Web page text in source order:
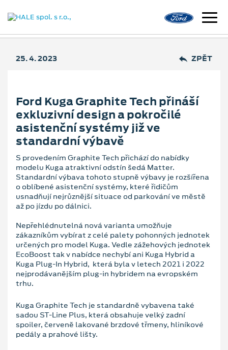
25. 4. 2023 ZPĚT
Ford Kuga Graphite Tech přináší
exkluzivní design a pokročilé
asistenční systémy již ve
standardní výbavě
S provedením Graphite Tech přichází do nabídky
modelu Kuga atraktivní odstín šedá Matter.
Standardní výbava tohoto stupně výbavy je rozšířena
o oblíbené asistenční systémy, které řidičům
usnadňují nejrůznější situace od parkování ve městě
až po jízdu po dálnici.
Nepřehlédnutelná nová varianta umožňuje
zákazníkům vybírat z celé palety pohonných jednotek
určených pro model Kuga. Vedle zážehových jednotek
EcoBoost tak v nabídce nechybí ani Kuga Hybrid a
Kuga Plug-In Hybrid, která byla v letech 2021 i 2022
nejprodávanějším plug-in hybridem na evropském
trhu.
Kuga Graphite Tech je standardně vybavena také
sadou ST-Line Plus, která obsahuje velký zadní
spoiler, červeně lakované brzdové třmeny, hliníkové
pedály a prahové lišty.